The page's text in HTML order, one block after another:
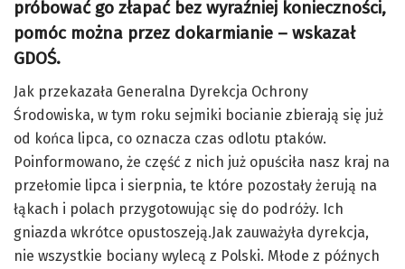
próbować go złapać bez wyraźniej konieczności,
pomóc można przez dokarmianie – wskazał
GDOŚ.
Jak przekazała Generalna Dyrekcja Ochrony
Środowiska, w tym roku sejmiki bocianie zbierają się już
od końca lipca, co oznacza czas odlotu ptaków.
Poinformowano, że część z nich już opuściła nasz kraj na
przełomie lipca i sierpnia, te które pozostały żerują na
łąkach i polach przygotowując się do podróży. Ich
gniazda wkrótce opustoszeją.Jak zauważyła dyrekcja,
nie wszystkie bociany wylecą z Polski. Młode z późnych